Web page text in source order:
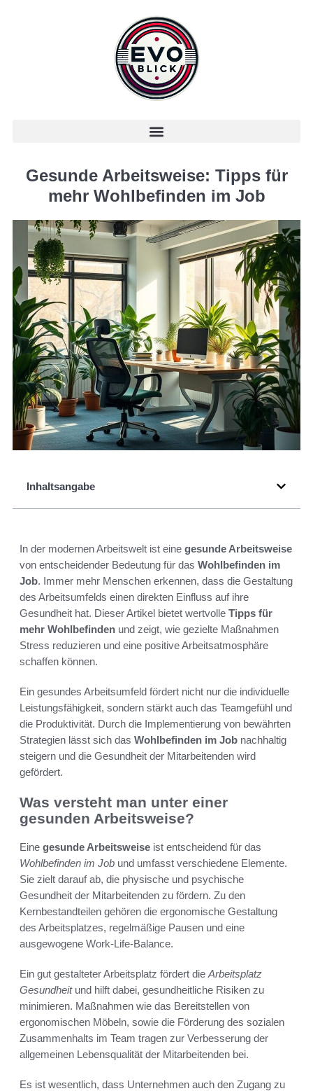
Gesunde Arbeitsweise: Tipps für
mehr Wohlbefinden im Job
Inhaltsangabe
In der modernen Arbeitswelt ist eine gesunde Arbeitsweise
von entscheidender Bedeutung für das Wohlbefinden im
Job. Immer mehr Menschen erkennen, dass die Gestaltung
des Arbeitsumfelds einen direkten Einfluss auf ihre
Gesundheit hat. Dieser Artikel bietet wertvolle Tipps für
mehr Wohlbefinden und zeigt, wie gezielte Maßnahmen
Stress reduzieren und eine positive Arbeitsatmosphäre
schaffen können.
Ein gesundes Arbeitsumfeld fördert nicht nur die individuelle
Leistungsfähigkeit, sondern stärkt auch das Teamgefühl und
die Produktivität. Durch die Implementierung von bewährten
Strategien lässt sich das Wohlbefinden im Job nachhaltig
steigern und die Gesundheit der Mitarbeitenden wird
gefördert.
Was versteht man unter einer
gesunden Arbeitsweise?
Eine gesunde Arbeitsweise ist entscheidend für das
Wohlbefinden im Job und umfasst verschiedene Elemente.
Sie zielt darauf ab, die physische und psychische
Gesundheit der Mitarbeitenden zu fördern. Zu den
Kernbestandteilen gehören die ergonomische Gestaltung
des Arbeitsplatzes, regelmäßige Pausen und eine
ausgewogene Work-Life-Balance.
Ein gut gestalteter Arbeitsplatz fördert die Arbeitsplatz
Gesundheitund hilft dabei, gesundheitliche Risiken zu
minimieren. Maßnahmen wie das Bereitstellen von
ergonomischen Möbeln, sowie die Förderung des sozialen
Zusammenhalts im Team tragen zur Verbesserung der
allgemeinen Lebensqualität der Mitarbeitenden bei.
Es ist wesentlich, dass Unternehmen auch den Zugang zu